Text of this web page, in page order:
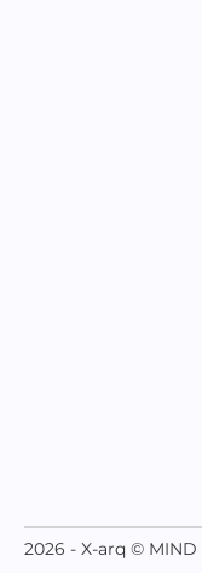
2026 - X-arq © MIND